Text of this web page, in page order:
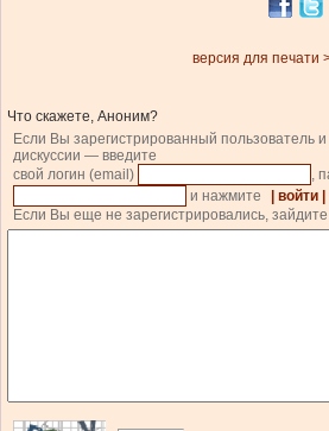
версия для печати
Что скажете, Аноним?
Если Вы зарегистрированный пользователь и
дискуссии — введите
свой логин (email)
,
и нажмите
| войти |
Если Вы еще не зарегистрировались,